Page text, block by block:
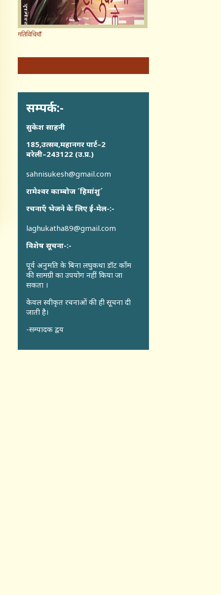
गतिविधियाँ
सम्पर्क:-
सुकेश साहनी
185,उत्सव,महानगर पार्ट–2
बरेली–243122 (उ.प्र.)
sahnisukesh@gmail.com
रामेश्वर काम्बोज ´हिमांशु´
रचनाएँ भेजने के लिए ई-मेल-:-
laghukatha89@gmail.com
विशेष सूचना-:-
पूर्व अनुमति के बिना लघुकथा डॉट कॉंम
की सामग्री का उपयोग नहीं किया जा
सकता ।
केवल स्वीकृत रचनाओं की ही सूचना दी
जाती है।
-सम्पादक द्वय